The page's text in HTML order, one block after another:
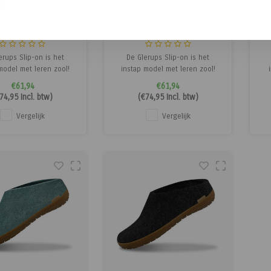
Slip-on is het
met leren zool!
is flexibel en
makkelijk om in te
De Glerups pantoffels
leren zool zijn voor
€61,94
Incl. btw)
Vergelijk
De Glerups Slip-on is het
instap model met leren zool!
Deze Glerups is flexibel en
daarom makkelijk om in te
stappen. De Glerups pantoffels
met de leren zool zijn voor
€61,94
(€74,95Incl. btw)
Vergelijk